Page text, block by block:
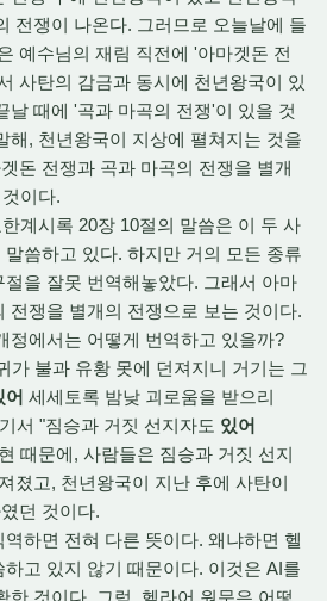
전쟁이 나온다. 그러므로 오늘날에 들
예수님의 재림 직전에 '아마겟돈 전
사탄의 감금과 동시에 천년왕국이 있
날 때에 '곡과 마곡의 전쟁'이 있을 것
해, 천년왕국이 지상에 펼쳐지는 것을
돈 전쟁과 곡과 마곡의 전쟁을 별개
이다.
계시록 20장 10절의 말씀은 이 두 사
씀하고 있다. 하지만 거의 모든 종류
을 잘못 번역해놓았다. 그래서 아마
전쟁을 별개의 전쟁으로 보는 것이다.
정에서는 어떻게 번역하고 있을까?
가 불과 유황 못에 던져지니 거기는 그
어 세세토록 밤낮 괴로움을 받으리
서 "짐승과 거짓 선지자도 있어
때문에, 사람들은 짐승과 거짓 선지
졌고, 천년왕국이 지난 후에 사탄이
던 것이다.
하면 전혀 다른 뜻이다. 왜냐하면 헬
고 있지 않기 때문이다. 이것은 AI를
한 것이다. 그럼, 헬라어 원문은 어떻